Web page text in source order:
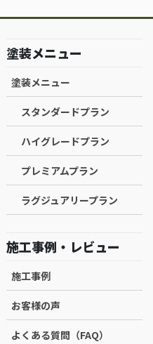
塗装メニュー
塗装メニュー
スタンダードプラン
ハイグレードプラン
プレミアムプラン
ラグジュアリープラン
施工事例・レビュー
施工事例
お客様の声
よくある質問（FAQ）